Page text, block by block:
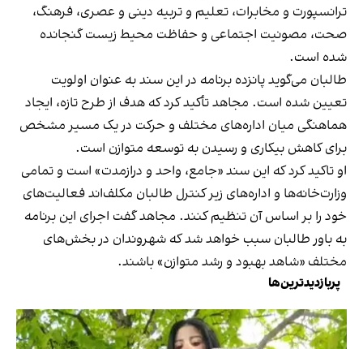
ترانسپورت و مخابرات، تعلیم و تربیه دینی و عصری، فرهنگ،
صحت، مصونیت اجتماعی و حفاظت محیط زیست گنجانده
شده است.
طالبان می‌گوید پانزده برنامه در این سند به عنوان اولویت
تعیین شده است. مجاهد تأکید کرد که هدف از طرح تازه، ایجاد
هماهنگی میان اداره‌های مختلف و حرکت در یک مسیر مشخص
برای کاهش بیکاری و رسیدن به توسعه متوازن است.
او تاکید کرد که این سند «جامع، واحد و درازمدت» است و تمامی
وزارت‌خانه‌ها و اداره‌های زیر کنترل طالبان مکلف‌اند فعالیت‌های
خود را بر اساس آن تنظیم کنند. مجاهد گفت اجرای این برنامه
به باور طالبان سبب خواهد شد که شهروندان در بخش‌های
مختلف «شاهد بهبود و رشد متوازن» باشند.
پربازدیدترین‌ها